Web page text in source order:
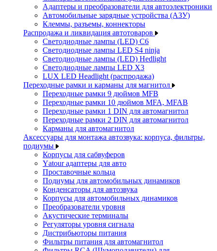
Адаптеры и преобразователи для автоэлектроники
Автомобильные зарядные устройства (АЗУ)
Клеммы, разъемы, коннекторы
Распродажа и ликвидация автотоваров
Светодиодные лампы (LED) C6
Светодиодные лампы LED S4 ninja
Светодиодные лампы (LED) Hedlight
Светодиодные лампы LED X3
LUX LED Headlight (распродажа)
Переходные рамки и карманы для магнитол
Переходные рамки 9 дюймов MFB
Переходные рамки 10 дюймов MFA, MFAB
Переходные рамки 1 DIN для автомагнитол
Переходные рамки 2 DIN для автомагнитол
Карманы для автомагнитол
Аксессуары для монтажа автозвука: корпуса, фильтры,
подиумы
Корпусы для сабвуферов
Yаtour адаптеры для авто
Проставочные кольца
Подиумы для автомобильных динамиков
Конденсаторы для автозвука
Корпусы для автомобильных динамиков
Преобразователи уровня
Акустические терминалы
Регуляторы уровня сигнала
Дистрибьюторы питания
Фильтры питания для автомагнитол